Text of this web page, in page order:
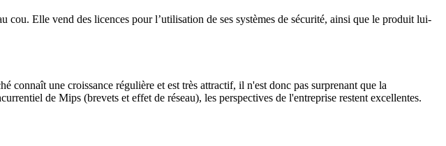
Elle vend des licences pour l’utilisation de ses systèmes de sécurité, ainsi que le produit lui-
connaît une croissance régulière et est très attractif, il n'est donc pas surprenant que la
de Mips (brevets et effet de réseau), les perspectives de l'entreprise restent excellentes.